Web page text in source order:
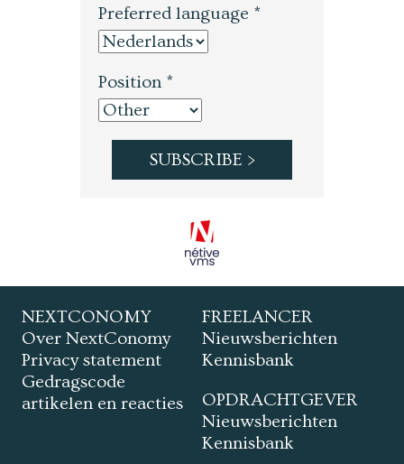
Preferred language *
Position *
NEXTCONOMY
Over NextConomy
Privacy statement
Gedragscode
artikelen en reacties
FREELANCER
Nieuwsberichten
Kennisbank
OPDRACHTGEVER
Nieuwsberichten
Kennisbank